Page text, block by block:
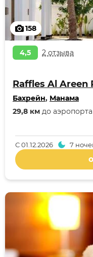
158
4,5 2 отзыва
Raffles Al Areen
Бахрейн, Манама
29,8 км до аэропорта
С01.12.2026 7